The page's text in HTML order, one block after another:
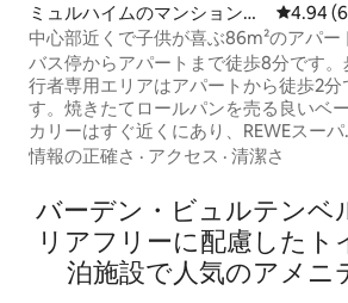
ミュルハイムのマンション・
アパート
レビュ
4.94
中心部近くで子供が喜ぶ86m²のアパー
バス停からアパートまで徒歩8分です。
行者専用エリアはアパートから徒歩2分
す。焼きたてロールパンを売る良いベー
カリーはすぐ近くにあり、REWEスーパ
もあります。近くには良い旅館、レスト
は、徒歩10分で屋外プールに行けます
バス停の便利な立地のおかげで、温泉
アトラクションがあるバーデンヴァイ
ーなど、近隣の町にも行けます。車で
フランスまで10 km、スイスまで30 km、
情報の正確さ · アクセス · 清潔さ
バーデン・ビュルテンベ
リアフリーに配慮したト
泊施設で人気のアメニ